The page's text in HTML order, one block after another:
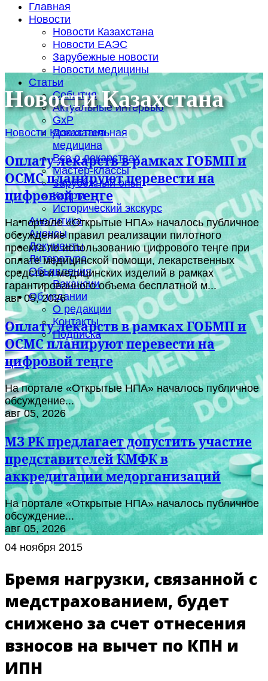
Главная
Новости
Новости Казахстана
Новости ЕАЭС
Зарубежные новости
Новости медицины
Статьи
События
Актуальные интервью
GxP
Доказательная
медицина
Все о лекарствах
Мастер-классы
Зарубежный опыт
Кадры
Исторический экскурс
Аналитика
Анонсы
Документы
Литература
Объявления
Вакансии
Об издании
О редакции
Контакты
Подписка
Новости Казахстана
Новости Казахстана
Оплату лекарств в рамках ГОБМП и
ОСМС планируют перевести на
цифровой теңге
На портале «Открытые НПА» началось публичное
обсуждение правил реализации пилотного
проекта по использованию цифрового теңге при
оплате медицинской помощи, лекарственных
средств и медицинских изделий в рамках
гарантированного объема бесплатной м...
авг 05, 2026
Оплату лекарств в рамках ГОБМП и
ОСМС планируют перевести на
цифровой теңге
На портале «Открытые НПА» началось публичное
обсуждение...
авг 05, 2026
МЗ РК предлагает допустить участие
представителей КМФК в
аккредитации медорганизаций
На портале «Открытые НПА» началось публичное
обсуждение...
авг 05, 2026
04 ноября 2015
Бремя нагрузки, связанной с
медстрахованием, будет
снижено за счет отнесения
взносов на вычет по КПН и
ИПН